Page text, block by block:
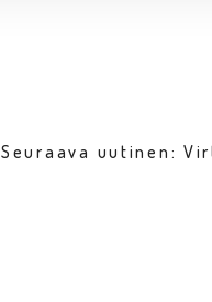
Seuraava uutinen: